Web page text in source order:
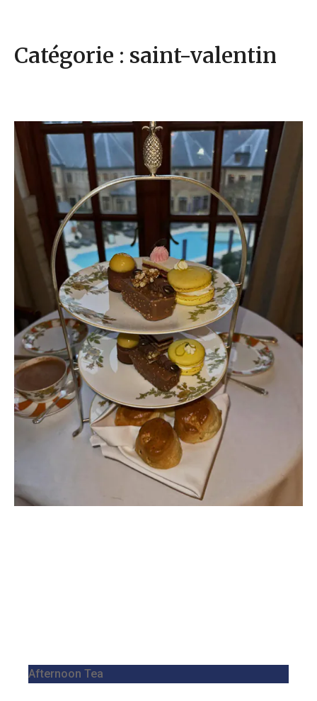
Catégorie : saint-valentin
Afternoon Tea